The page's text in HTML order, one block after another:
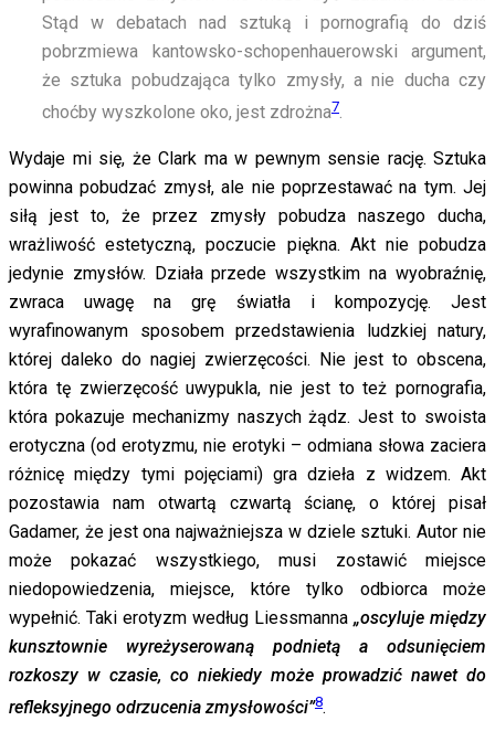
Stąd w debatach nad sztuką i pornografią do dziś
pobrzmiewa kantowsko-schopenhauerowski argument,
że sztuka pobudzająca tylko zmysły, a nie ducha czy
choćby wyszkolone oko, jest zdrożna7.
Wydaje mi się, że Clark ma w pewnym sensie rację. Sztuka
powinna pobudzać zmysł, ale nie poprzestawać na tym. Jej
siłą jest to, że przez zmysły pobudza naszego ducha,
wrażliwość estetyczną, poczucie piękna. Akt nie pobudza
jedynie zmysłów. Działa przede wszystkim na wyobraźnię,
zwraca uwagę na grę światła i kompozycję. Jest
wyrafinowanym sposobem przedstawienia ludzkiej natury,
której daleko do nagiej zwierzęcości. Nie jest to obscena,
która tę zwierzęcość uwypukla, nie jest to też pornografia,
która pokazuje mechanizmy naszych żądz. Jest to swoista
erotyczna (od erotyzmu, nie erotyki – odmiana słowa zaciera
różnicę między tymi pojęciami) gra dzieła z widzem. Akt
pozostawia nam otwartą czwartą ścianę, o której pisał
Gadamer, że jest ona najważniejsza w dziele sztuki. Autor nie
może pokazać wszystkiego, musi zostawić miejsce
niedopowiedzenia, miejsce, które tylko odbiorca może
wypełnić. Taki erotyzm według Liessmanna „oscyluje między
kunsztownie wyreżyserowaną podnietą a odsunięciem
rozkoszy w czasie, co niekiedy może prowadzić nawet do
refleksyjnego odrzucenia zmysłowości”8.